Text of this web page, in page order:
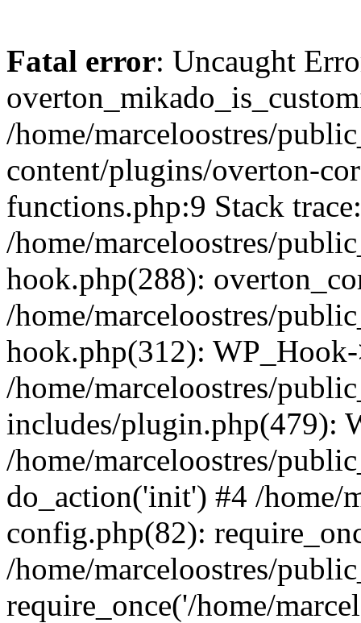
Fatal error: Uncaught
/home/marceloostres/
content/plugins/overton-
functions.php:9 Stack
/home/marceloostres/
hook.php(288):
/home/marceloostres/
hook.php(312):
/home/marceloostres/
includes/plugin.php(479):
/home/marceloostres/
do_action('init') #4 /home/
config.php(82):
/home/marceloostres/
require_once('/home/